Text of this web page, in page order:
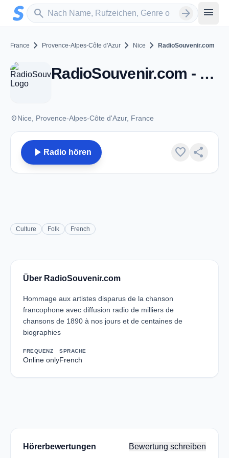
Zum Hauptinhalt springen
search
Sender suchen arrow_forward menu
France chevron_right Provence-Alpes-Côte d'Azur chevron_right Nice chevron_right RadioSouvenir.com
RadioSouvenir.com - Nice
placeNice, Provence-Alpes-Côte d'Azur, France
play_arrow Radio hören favorite share
Culture Folk French
Über RadioSouvenir.com
Hommage aux artistes disparus de la chanson
francophone avec diffusion radio de milliers de
chansons de 1890 à nos jours et de centaines de
biographies
FREQUENZ
Online only
SPRACHE
French
Hörerbewertungen Bewertung schreiben